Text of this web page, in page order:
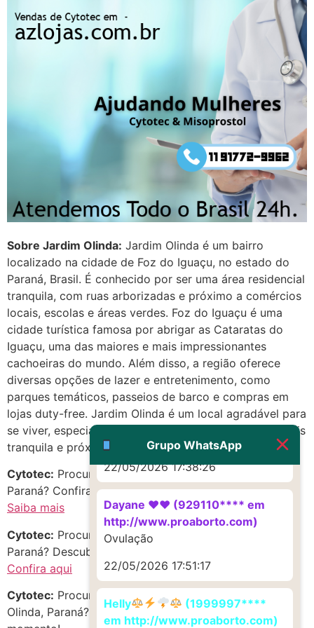
Sobre Jardim Olinda: Jardim Olinda é um bairro
localizado na cidade de Foz do Iguaçu, no estado do
Paraná, Brasil. É conhecido por ser uma área residencial
tranquila, com ruas arborizadas e próximo a comércios
locais, escolas e áreas verdes. Foz do Iguaçu é uma
cidade turística famosa por abrigar as Cataratas do
Iguaçu, uma das maiores e mais impressionantes
cachoeiras do mundo. Além disso, a região oferece
diversas opções de lazer e entretenimento, como
parques temáticos, passeios de barco e compras em
lojas duty-free. Jardim Olinda é um local agradável para
se viver, especialmente para quem busca uma vida mais
tranquila e próxima da natureza.
Cytotec: Procurando mis0prostol em Jardim Olinda,
Paraná? Confira as melhores opções!
Saiba mais
Cytotec: Procurando remedio abortivo no estado de
Paraná? Descubra oportunidades incríveis!
Confira aqui
Cytotec: Procurando c.i.t.o.t.e.q.u.e em Centro, Jardim
Olinda, Paraná? Aproveite as melhores opções do
Grupo WhatsApp
começa a sair um líquido
transparente, se é normal ?
22/05/2026 17:10:05
(879121**** em
http://www.proaborto.com)
Deve ser normal
22/05/2026 17:19:15
(879121**** em
http://www.proaborto.com)
Eu acho, não sei
22/05/2026 17:19:16
(879121**** em
http://www.proaborto.com)
Deve ser um corrimento normal
mesmo
22/05/2026 17:19:47
G (1199866**** em
http://www.proaborto.com)
Muito obrigadaaaaa
22/05/2026 17:38:26
Dayane ♥️♥️ (929110**** em
http://www.proaborto.com)
Ovulação
22/05/2026 17:51:17
Helly
(1999997****
em http://www.proaborto.com)